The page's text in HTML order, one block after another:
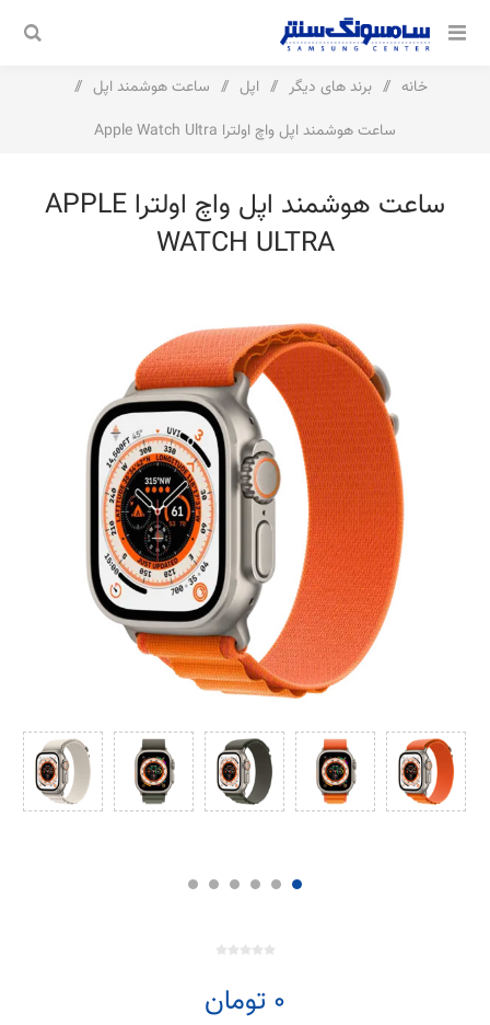
خانه / برند های دیگر / اپل / ساعت هوشمند اپل
/
ساعت هوشمند اپل واچ اولترا Apple Watch Ultra
ساعت هوشمند اپل واچ اولترا APPLE
WATCH ULTRA
0 تومان